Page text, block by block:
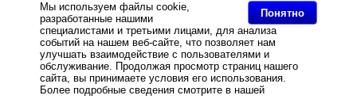
Понятно
Мы используем файлы cookie,
разработанные нашими
специалистами и третьими лицами, для анализа
событий на нашем веб-сайте, что позволяет нам
улучшать взаимодействие с пользователями и
обслуживание. Продолжая просмотр страниц нашего
сайта, вы принимаете условия его использования.
Более подробные сведения смотрите в нашей
ПОЛНАЯ ВЕРСИЯ
Интернет-магазин "ПОСЛЭНД" - торгового оборудования, оборудования для автоматизации общепита и
торговли, расходных материалов
Все права защищены, ООО "ПОСЛЭНД" © 2008-2026.
Политика конфиденциальности
Основное: POS-система ForPOSt Супермаркет 14'' белая, FPrint-55ПТК + Frontol Торговля, POS-
система ForPOSt Супермаркет 14'' белая, FPrint-55ПТК + Frontol Торговля за разумную цену и с